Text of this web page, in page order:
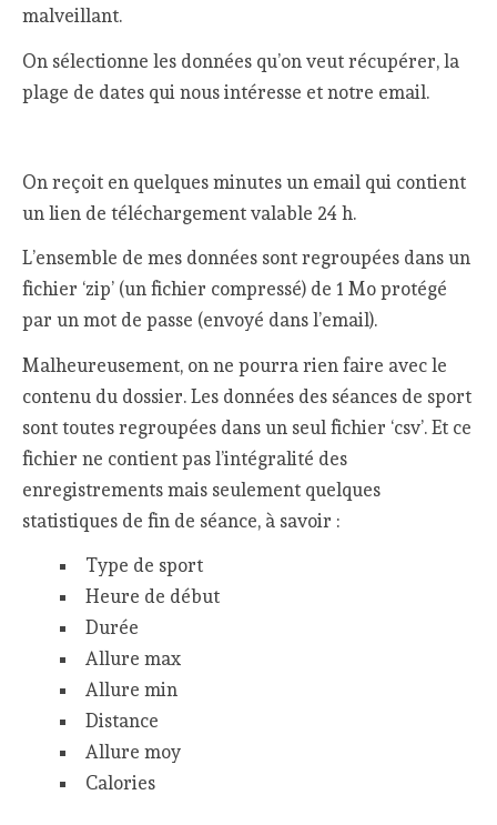
malveillant.
On sélectionne les données qu’on veut récupérer, la
plage de dates qui nous intéresse et notre email.
On reçoit en quelques minutes un email qui contient
un lien de téléchargement valable 24 h.
L’ensemble de mes données sont regroupées dans un
fichier ‘zip’ (un fichier compressé) de 1 Mo protégé
par un mot de passe (envoyé dans l’email).
Malheureusement, on ne pourra rien faire avec le
contenu du dossier. Les données des séances de sport
sont toutes regroupées dans un seul fichier ‘csv’. Et ce
fichier ne contient pas l’intégralité des
enregistrements mais seulement quelques
statistiques de fin de séance, à savoir :
Type de sport
Heure de début
Durée
Allure max
Allure min
Distance
Allure moy
Calories